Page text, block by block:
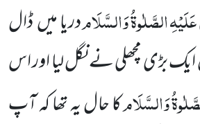
عَلَیْہِالصَّلٰوۃُوَالسَّلَامدریا میںڈال
ایک بڑی مچھلی نے نگل لیا اور اس
وَالسَّلَامکا حال یہ تھا کہ آپ